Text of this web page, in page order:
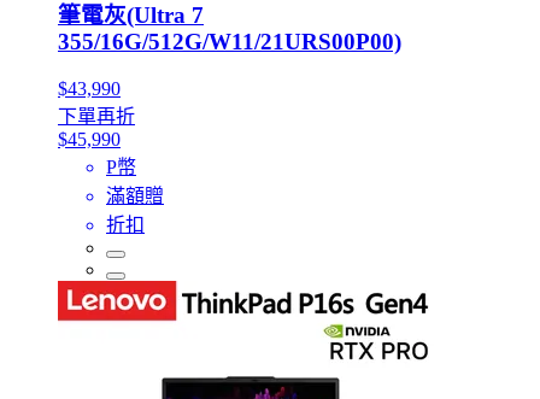
筆電灰(Ultra 7
355/16G/512G/W11/21URS00P00)
$43,990
下單再折
$45,990
P幣
滿額贈
折扣